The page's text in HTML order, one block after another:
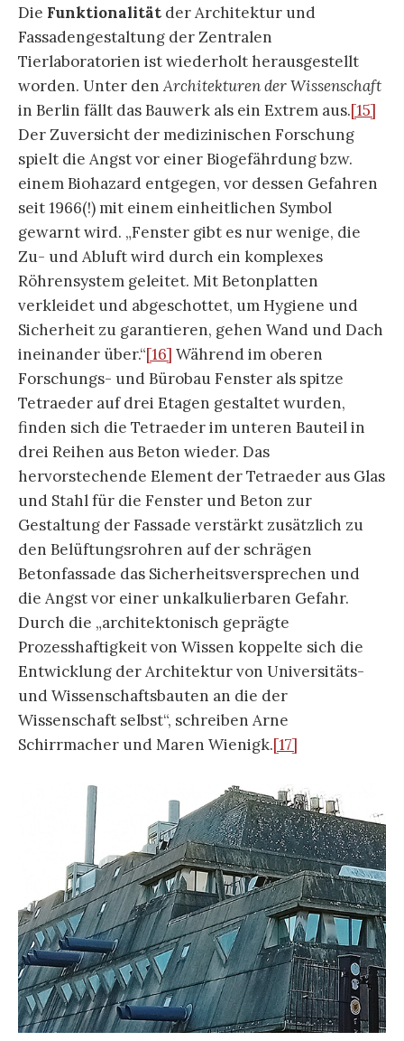
Die Funktionalität der Architektur und
Fassadengestaltung der Zentralen
Tierlaboratorien ist wiederholt herausgestellt
worden. Unter denArchitekturen der Wissenschaft
in Berlin fällt das Bauwerk als ein Extrem aus.[15]
Der Zuversicht der medizinischen Forschung
spielt die Angst vor einer Biogefährdung bzw.
einem Biohazard entgegen, vor dessen Gefahren
seit 1966(!) mit einem einheitlichen Symbol
gewarnt wird. „Fenster gibt es nur wenige, die
Zu- und Abluft wird durch ein komplexes
Röhrensystem geleitet. Mit Betonplatten
verkleidet und abgeschottet, um Hygiene und
Sicherheit zu garantieren, gehen Wand und Dach
ineinander über.“[16] Während im oberen
Forschungs- und Bürobau Fenster als spitze
Tetraeder auf drei Etagen gestaltet wurden,
finden sich die Tetraeder im unteren Bauteil in
drei Reihen aus Beton wieder. Das
hervorstechende Element der Tetraeder aus Glas
und Stahl für die Fenster und Beton zur
Gestaltung der Fassade verstärkt zusätzlich zu
den Belüftungsrohren auf der schrägen
Betonfassade das Sicherheitsversprechen und
die Angst vor einer unkalkulierbaren Gefahr.
Durch die „architektonisch geprägte
Prozesshaftigkeit von Wissen koppelte sich die
Entwicklung der Architektur von Universitäts-
und Wissenschaftsbauten an die der
Wissenschaft selbst“, schreiben Arne
Schirrmacher und Maren Wienigk.[17]